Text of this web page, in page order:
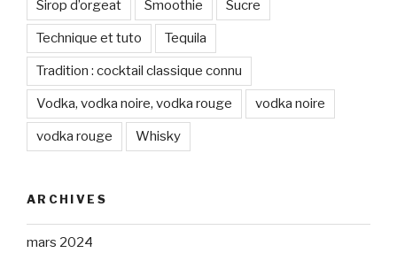
Sirop d’orgeat Smoothie Sucre
Technique et tuto Tequila
Tradition : cocktail classique connu
Vodka, vodka noire, vodka rouge vodka noire
vodka rouge Whisky
ARCHIVES
mars 2024